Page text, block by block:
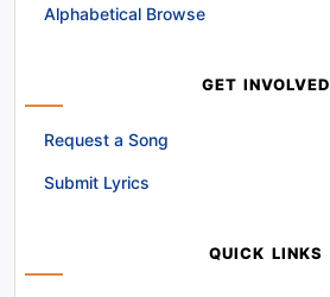
Alphabetical Browse
GET INVOLVED
Request a Song
Submit Lyrics
QUICK LINKS